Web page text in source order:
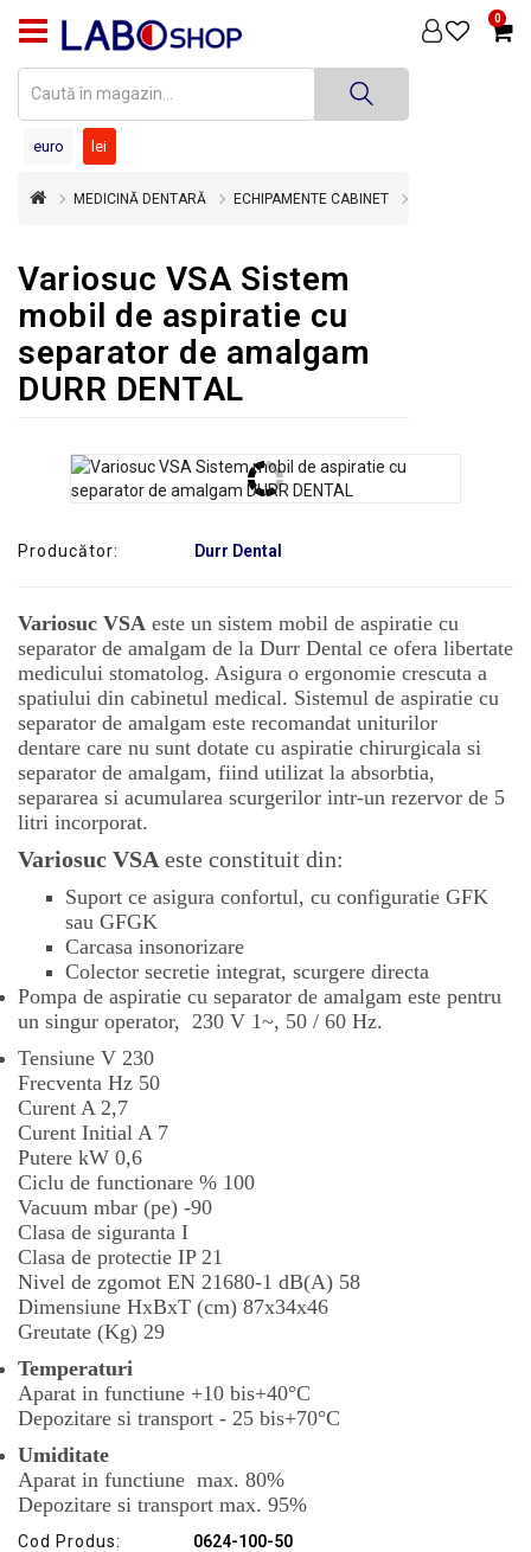
0
PRODUSE
DENTARĂ
DENTARĂ
ȘI
STERILIZARE
SUPER
OFERTĂ
SECOND
SERVICE
euro lei
MEDICINĂ DENTARĂ ECHIPAMENTE CABINET
Variosuc VSA Sistem
mobil de aspiratie cu
separator de amalgam
DURR DENTAL
Producător: Durr Dental
Variosuc VSA este un sistem mobil de aspiratie cu
separator de amalgam de la Durr Dental ce ofera libertate
medicului stomatolog. Asigura o ergonomie crescuta a
spatiului din cabinetul medical. Sistemul de aspiratie cu
separator de amalgam este recomandat uniturilor
dentare care nu sunt dotate cu aspiratie chirurgicala si
separator de amalgam, fiind utilizat la absorbtia,
separarea si acumularea scurgerilor intr-un rezervor de 5
litri incorporat.
Variosuc VSA este constituit din:
Suport ce asigura confortul, cu configuratie GFK
sau GFGK
Carcasa insonorizare
Colector secretie integrat, scurgere directa
Pompa de aspiratie cu separator de amalgam este pentru
un singur operator, 230 V 1~, 50 / 60 Hz.
Tensiune V 230
Frecventa Hz 50
Curent A 2,7
Curent Initial A 7
Putere kW 0,6
Ciclu de functionare % 100
Vacuum mbar (pe) -90
Clasa de siguranta I
Clasa de protectie IP 21
Nivel de zgomot EN 21680-1 dB(A) 58
Dimensiune HxBxT (cm) 87x34x46
Greutate (Kg) 29
Temperaturi
Aparat in functiune +10 bis+40°C
Depozitare si transport - 25 bis+70°C
Umiditate
Aparat in functiune max. 80%
Depozitare si transport max. 95%
Cod Produs:
0624-100-50